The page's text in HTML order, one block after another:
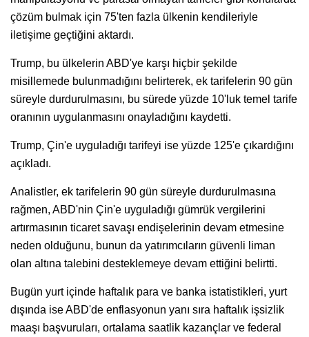
çözüm bulmak için 75'ten fazla ülkenin kendileriyle
iletişime geçtiğini aktardı.
Trump, bu ülkelerin ABD'ye karşı hiçbir şekilde
misillemede bulunmadığını belirterek, ek tarifelerin 90 gün
süreyle durdurulmasını, bu sürede yüzde 10'luk temel tarife
oranının uygulanmasını onayladığını kaydetti.
Trump, Çin'e uyguladığı tarifeyi ise yüzde 125'e çıkardığını
açıkladı.
Analistler, ek tarifelerin 90 gün süreyle durdurulmasına
rağmen, ABD'nin Çin'e uyguladığı gümrük vergilerini
artırmasının ticaret savaşı endişelerinin devam etmesine
neden olduğunu, bunun da yatırımcıların güvenli liman
olan altına talebini desteklemeye devam ettiğini belirtti.
Bugün yurt içinde haftalık para ve banka istatistikleri, yurt
dışında ise ABD'de enflasyonun yanı sıra haftalık işsizlik
maaşı başvuruları, ortalama saatlik kazançlar ve federal